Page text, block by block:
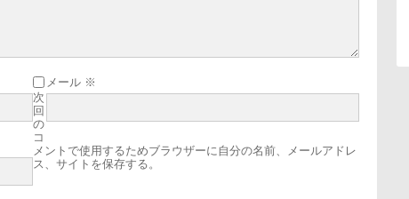
メール ※
次
回
の
コ
メントで使用するためブラウザーに自分の名前、メールアドレ
ス、サイトを保存する。